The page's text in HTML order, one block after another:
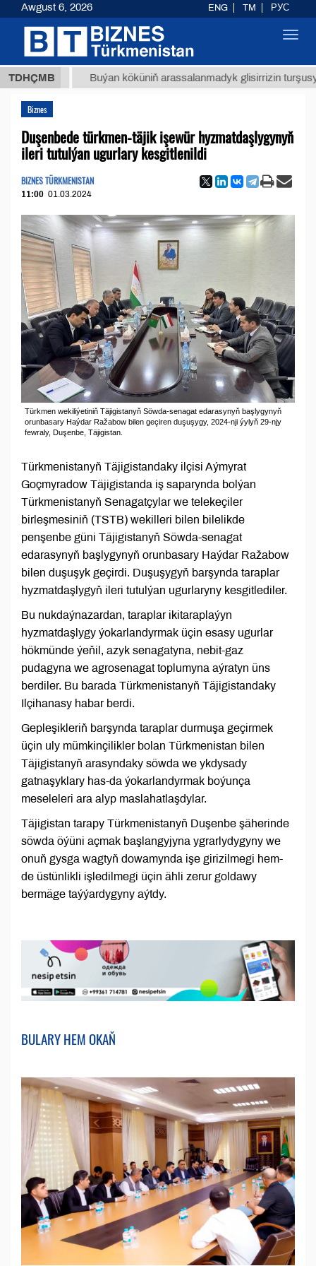
TDHÇMBBuýan köküniň arassalanmadyk glisirrizin turşusy (t.)
Biznes
Duşenbede türkmen-täjik işewür hyzmatdaşlygynyň
ileri tutulýan ugurlary kesgitlenildi
BIZNES TÜRKMENISTAN
11:00 01.03.2024
Türkmen wekiliýetiniň Täjigistanyň Söwda-senagat edarasynyň başlygynyň
orunbasary Haýdar Ražabow bilen geçiren duşuşygy, 2024-nji ýylyň 29-njy
fewraly, Duşenbe, Täjigistan.
Türkmenistanyň Täjigistandaky ilçisi Aýmyrat
Goçmyradow Täjigistanda iş saparynda bolýan
Türkmenistanyň Senagatçylar we telekeçiler
birleşmesiniň (TSTB) wekilleri bilen bilelikde
penşenbe güni Täjigistanyň Söwda-senagat
edarasynyň başlygynyň orunbasary Haýdar Ražabow
bilen duşuşyk geçirdi. Duşuşygyň barşynda taraplar
hyzmatdaşlygyň ileri tutulýan ugurlaryny kesgitlediler.
Bu nukdaýnazardan, taraplar ikitaraplaýyn
hyzmatdaşlygy ýokarlandyrmak üçin esasy ugurlar
hökmünde ýeňil, azyk senagatyna, nebit-gaz
pudagyna we agrosenagat toplumyna aýratyn üns
berdiler. Bu barada Türkmenistanyň Täjigistandaky
Ilçihanasy habar berdi.
Gepleşikleriň barşynda taraplar durmuşa geçirmek
üçin uly mümkinçilikler bolan Türkmenistan bilen
Täjigistanyň arasyndaky söwda we ykdysady
gatnaşyklary has-da ýokarlandyrmak boýunça
meseleleri ara alyp maslahatlaşdylar.
Täjigistan tarapy Türkmenistanyň Duşenbe şäherinde
söwda öýüni açmak başlangyjyna ygrarlydygyny we
onuň gysga wagtyň dowamynda işe girizilmegi hem-
de üstünlikli işledilmegi üçin ähli zerur goldawy
bermäge taýýardygyny aýtdy.
BULARY HEM OKAŇ
Awgust 6, 2026 ENG TM РУС